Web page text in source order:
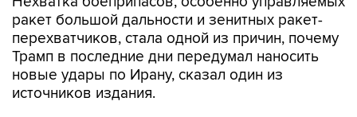
ракет большой дальности и зенитных ракет-
перехватчиков, стала одной из причин, почему
Трамп в последние дни передумал наносить
новые удары по Ирану, сказал один из
источников издания.